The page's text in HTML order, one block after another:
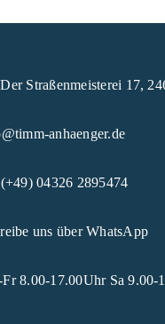
Straßenmeisterei 17,
anhaenger.de
04326 2895474
uns über WhatsApp
8.00-17.00Uhr Sa 9.00-